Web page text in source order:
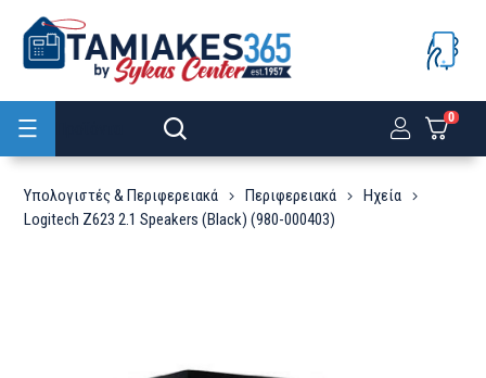
0
Υπολογιστές & Περιφερειακά Περιφερειακά
Ηχεία
Logitech Z623 2.1 Speakers (Black) (980-000403)